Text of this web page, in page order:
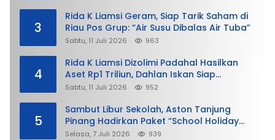
3
Rida K Liamsi Geram, Siap Tarik Saham di
Riau Pos Grup: “Air Susu Dibalas Air Tuba”
Sabtu, 11 Juli 2026 963
4
Rida K Liamsi Dizolimi Padahal Hasilkan
Aset Rp1 Triliun, Dahlan Iskan Siap
Membela
Sabtu, 11 Juli 2026 952
5
Sambut Libur Sekolah, Aston Tanjung
Pinang Hadirkan Paket “School Holiday
Getaway”
Selasa, 7 Juli 2026 939